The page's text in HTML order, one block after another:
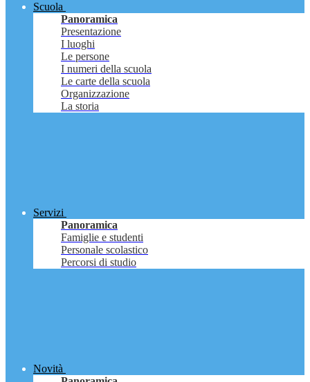
Scuola
Panoramica
Presentazione
I luoghi
Le persone
I numeri della scuola
Le carte della scuola
Organizzazione
La storia
Servizi
Panoramica
Famiglie e studenti
Personale scolastico
Percorsi di studio
Novità